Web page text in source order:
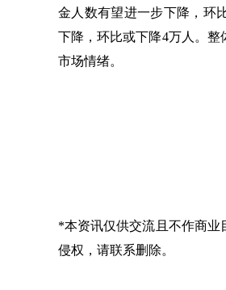
金人数有望进一步下降，环
下降，环比或下降4万人。
市场情绪。
*本资讯仅供交流且不作商业
侵权，请联系删除。